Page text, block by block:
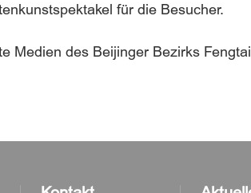
für die Besucher.
Medien des Beijinger Bezirks